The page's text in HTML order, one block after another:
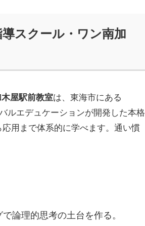
スクール・ワン南加
屋駅前教室は、東海市にある
ルエデュケーションが開発した本格
用まで体系的に学べます。通い慣
論理的思考の土台を作る。